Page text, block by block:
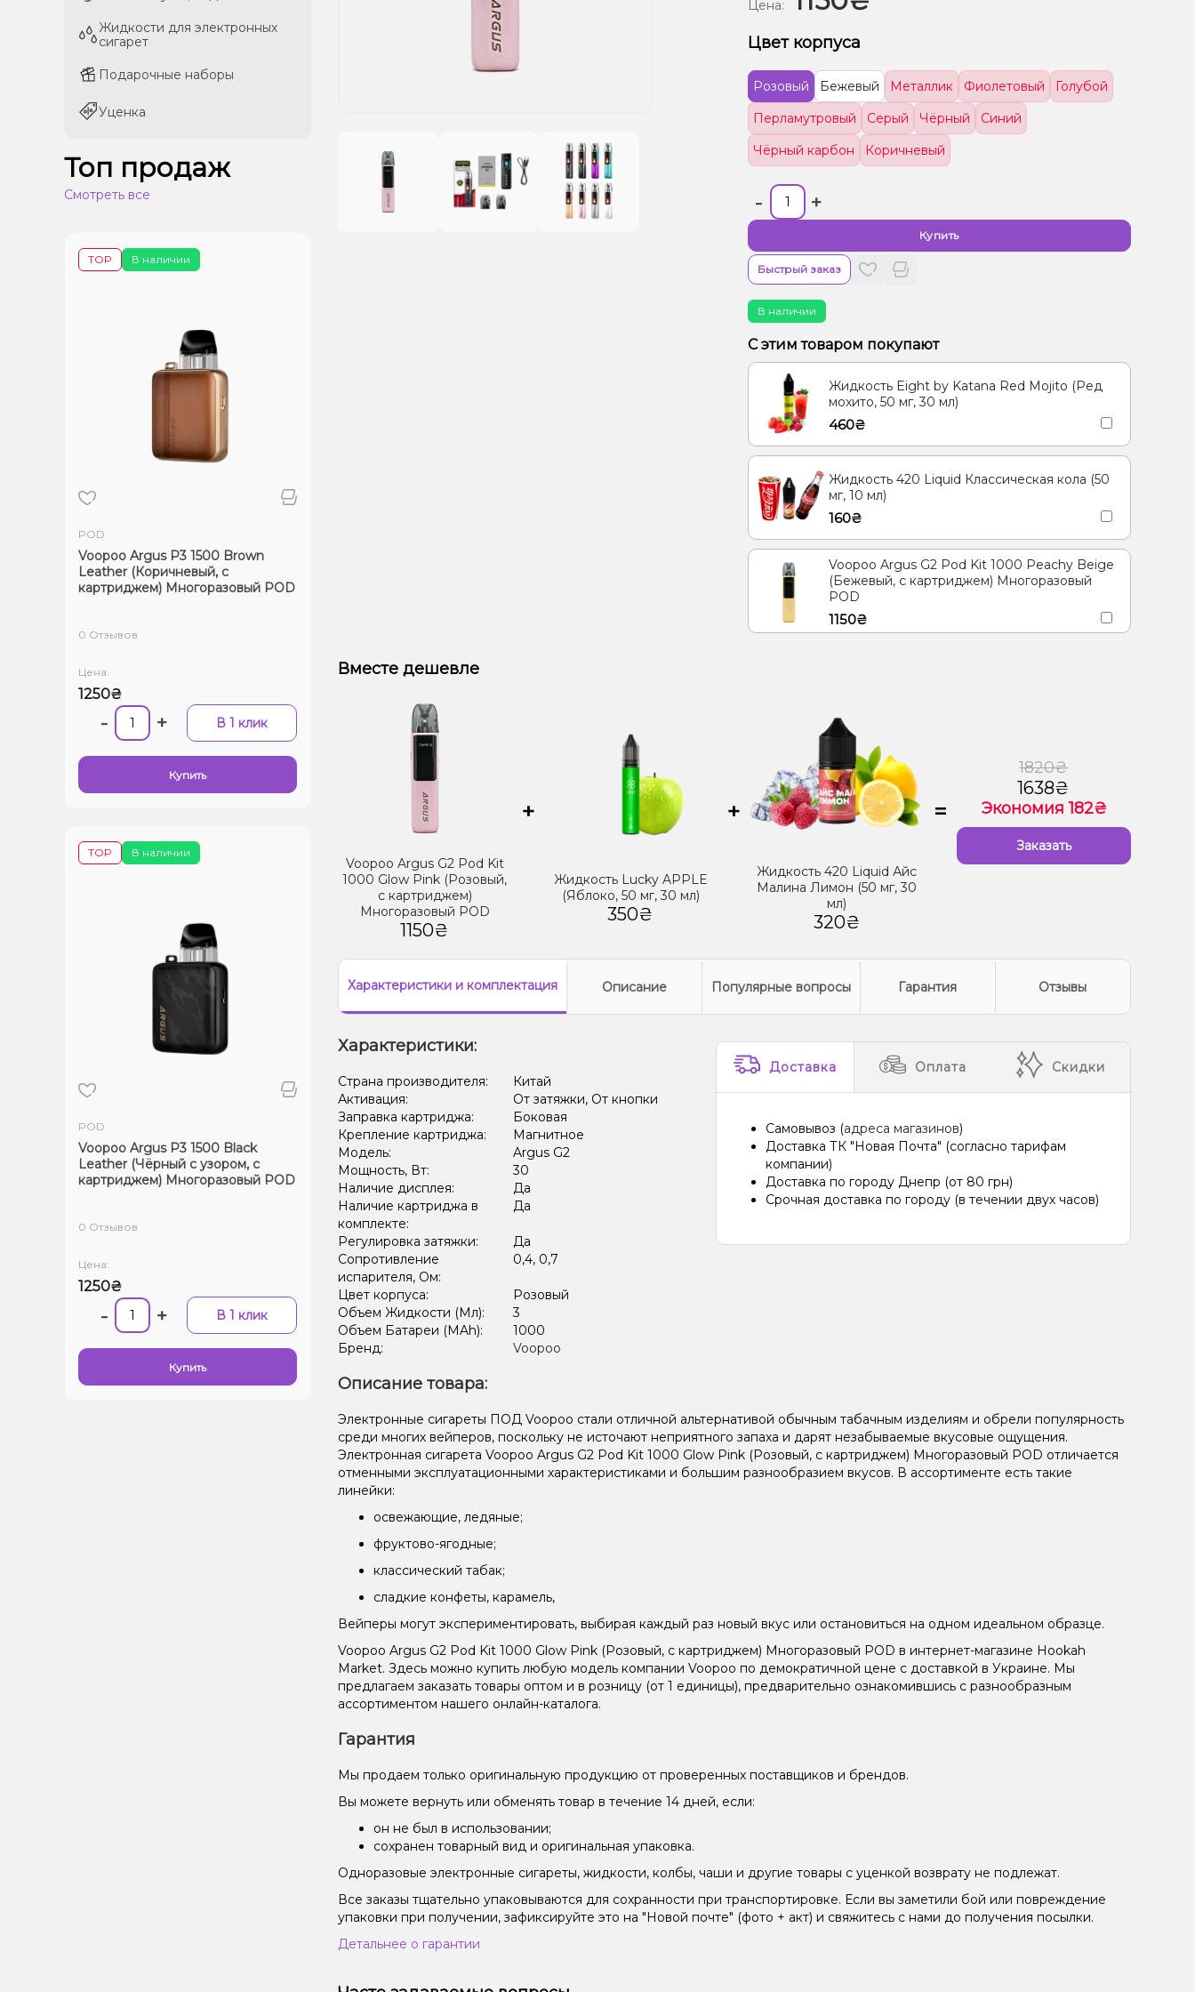
Жидкости для электронных
сигарет
Подарочные наборы
Уценка
Жидкости для электронных
сигарет
Подарочные наборы
Уценка
Топ продаж
Смотреть все
В наличии
TOP
POD
Voopoo Argus P3 1500 Brown
Leather (Коричневый, с
картриджем) Многоразовый POD
0 Отзывов
Цена:
1250₴
- + В 1 клик
Купить
В наличии
TOP
POD
Voopoo Argus P3 1500 Black
Leather (Чёрный с узором, с
картриджем) Многоразовый POD
0 Отзывов
Цена:
1250₴
- + В 1 клик
Купить
Цена:
Цвет корпуса
Розовый Бежевый Металлик Фиолетовый
Голубой
Перламутровый
Серый Чёрный
Синий
Чёрный карбон
Коричневый
- +
Купить
Быстрый заказ
В наличии
С этим товаром покупают
Жидкость Eight by Katana Red Mojito (Ред
мохито, 50 мг, 30 мл)
460₴
Жидкость 420 Liquid Классическая кола (50
мг, 10 мл)
160₴
Voopoo Argus G2 Pod Kit 1000 Peachy Beige
(Бежевый, с картриджем) Многоразовый
POD
1150₴
Вместе дешевле
Voopoo Argus G2 Pod Kit
1000 Glow Pink (Розовый,
с картриджем)
Многоразовый POD
1150₴
+
Жидкость Lucky APPLE
(Яблоко, 50 мг, 30 мл)
350₴
+
Жидкость 420 Liquid Айс
Малина Лимон (50 мг, 30
мл)
320₴
=
1820₴
1638₴
Экономия 182₴
Заказать
Характеристикии комплектация Описание Популярные вопросы Гарантия Отзывы
Характеристики:
Страна производителя:
Китай
Активация:
От затяжки, От кнопки
Заправка картриджа:
Боковая
Крепление картриджа:
Магнитное
Модель:
Argus G2
Мощность, Вт:
30
Наличие дисплея:
Да
Наличие картриджа в
комплекте:
Да
Регулировка затяжки:
Да
Сопротивление
испарителя, Ом:
0,4, 0,7
Цвет корпуса:
Розовый
Объем Жидкости (Мл):
3
Объем Батареи (MAh):
1000
Бренд:
Voopoo
Доставка Оплата Скидки
Самовывоз (адреса магазинов)
Доставка ТК "Новая Почта" (согласно тарифам
компании)
Доставка по городу Днепр (от 80 грн)
Срочная доставка по городу (в течении двух часов)
Описание товара:
Электронные сигареты ПОД Voopoo стали отличной альтернативой обычным табачным изделиям и обрели популярность
среди многих вейперов, поскольку не источают неприятного запаха и дарят незабываемые вкусовые ощущения.
Электронная сигарета Voopoo Argus G2 Pod Kit 1000 Glow Pink (Розовый, с картриджем) Многоразовый POD отличается
отменными эксплуатационными характеристиками и большим разнообразием вкусов. В ассортименте есть такие
линейки:
освежающие, ледяные;
фруктово-ягодные;
классический табак;
сладкие конфеты, карамель,
Вейперы могут экспериментировать, выбирая каждый раз новый вкус или остановиться на одном идеальном образце.
Voopoo Argus G2 Pod Kit 1000 Glow Pink (Розовый, с картриджем) Многоразовый POD в интернет-магазине Hookah
Market. Здесь можно купить любую модель компании Voopoo по демократичной цене с доставкой в Украине. Мы
предлагаем заказать товары оптом и в розницу (от 1 единицы), предварительно ознакомившись с разнообразным
ассортиментом нашего онлайн-каталога.
Гарантия
Мы продаем только оригинальную продукцию от проверенных поставщиков и брендов.
Вы можете вернуть или обменять товар в течение 14 дней, если:
он не был в использовании;
сохранен товарный вид и оригинальная упаковка.
Одноразовые электронные сигареты, жидкости, колбы, чаши и другие товары с уценкой возврату не подлежат.
Все заказы тщательно упаковываются для сохранности при транспортировке. Если вы заметили бой или повреждение
упаковки при получении, зафиксируйте это на "Новой почте" (фото + акт) и свяжитесь с нами до получения посылки.
Детальнее о гарантии